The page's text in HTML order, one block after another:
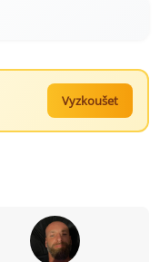
Vyzkoušet